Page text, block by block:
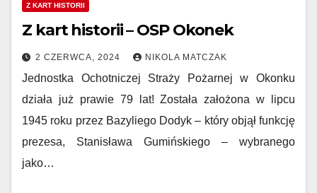
Z KART HISTORII
Z kart historii – OSP Okonek
2 CZERWCA, 2024 NIKOLA MATCZAK
Jednostka Ochotniczej Straży Pożarnej w Okonku
działa już prawie 79 lat! Została założona w lipcu
1945 roku przez Bazyliego Dodyk – który objął funkcję
prezesa, Stanisława Gumińskiego – wybranego
jako…